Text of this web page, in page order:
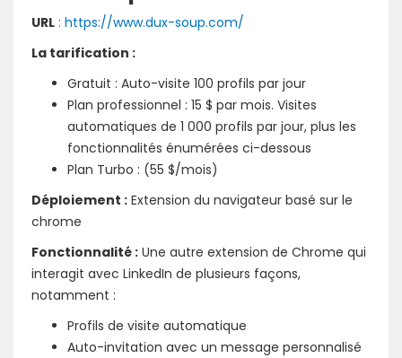
URL : https://www.dux-soup.com/
La tarification :
Gratuit : Auto-visite 100 profils par jour
Plan professionnel : 15 $ par mois. Visites
automatiques de 1 000 profils par jour, plus les
fonctionnalités énumérées ci-dessous
Plan Turbo : (55 $/mois)
Déploiement : Extension du navigateur basé sur le
chrome
Fonctionnalité : Une autre extension de Chrome qui
interagit avec LinkedIn de plusieurs façons,
notamment :
Profils de visite automatique
Auto-invitation avec un message personnalisé